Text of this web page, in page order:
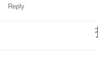
Reply